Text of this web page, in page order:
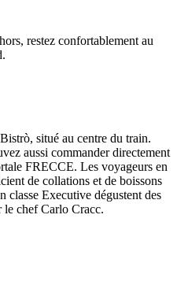
restez confortablement au
situé au centre du train.
aussi commander directement
FRECCE. Les voyageurs en
de collations et de boissons
classe Executive dégustent des
le chef Carlo Cracc.